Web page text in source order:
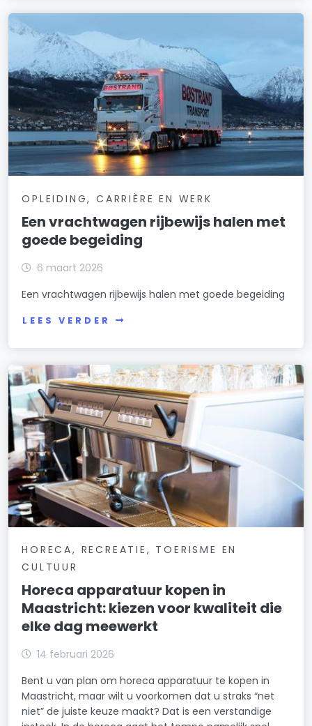
OPLEIDING, CARRIÈRE EN WERK
Een vrachtwagen rijbewijs halen met
goede begeiding
6 maart 2026
Een vrachtwagen rijbewijs halen met goede begeiding
LEES VERDER
HORECA, RECREATIE, TOERISME EN
CULTUUR
Horeca apparatuur kopen in
Maastricht: kiezen voor kwaliteit die
elke dag meewerkt
14 februari 2026
Bent u van plan om horeca apparatuur te kopen in
Maastricht, maar wilt u voorkomen dat u straks “net
niet” de juiste keuze maakt? Dat is een verstandige